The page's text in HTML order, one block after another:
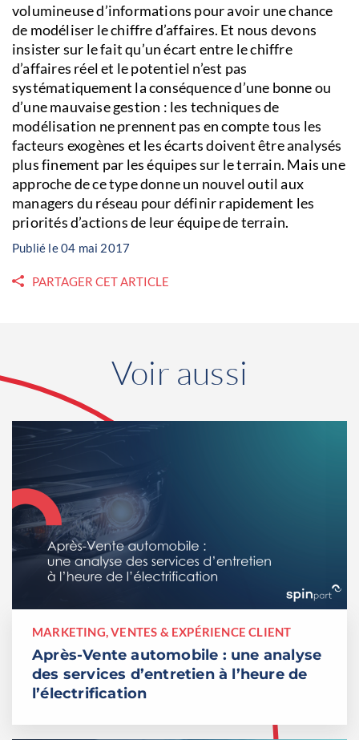
volumineuse d’informations pour avoir une chance
de modéliser le chiffre d’affaires. Et nous devons
insister sur le fait qu’un écart entre le chiffre
d’affaires réel et le potentiel n’est pas
systématiquement la conséquence d’une bonne ou
d’une mauvaise gestion : les techniques de
modélisation ne prennent pas en compte tous les
facteurs exogènes et les écarts doivent être analysés
plus finement par les équipes sur le terrain. Mais une
approche de ce type donne un nouvel outil aux
managers du réseau pour définir rapidement les
priorités d’actions de leur équipe de terrain.
Publié le 04 mai 2017
PARTAGER CET ARTICLE
Voir aussi
MARKETING, VENTES & EXPÉRIENCE CLIENT
Après-Vente automobile : une analyse
des services d’entretien à l’heure de
l’électrification